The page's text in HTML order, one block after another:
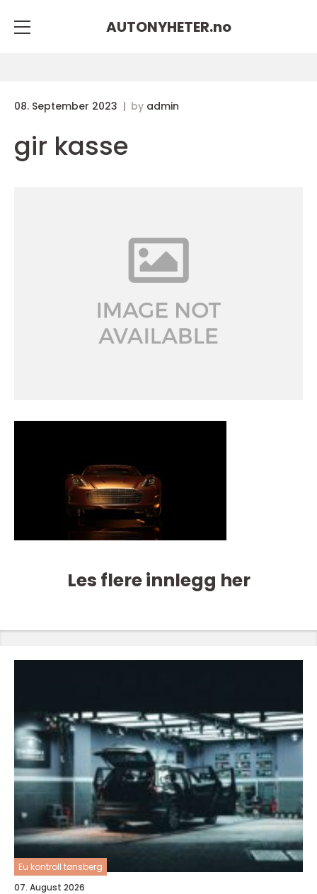
AUTONYHETER.no
08. September 2023 by admin
gir kasse
Les flere innlegg her
Eu kontroll tønsberg
07. August 2026